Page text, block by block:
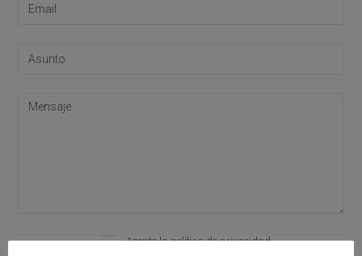
Acepto lapolítica de privacidad